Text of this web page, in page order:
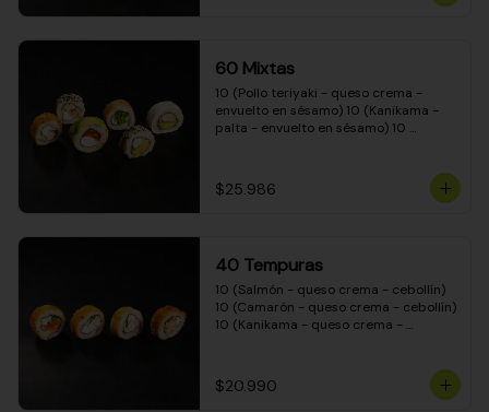
(Pimentón - queso crema - cebollín -
envuelto en masa tempura)
60 Mixtas
10 (Pollo teriyaki - queso crema -
envuelto en sésamo) 10 (Kanikama -
palta - envuelto en sésamo) 10
envuelto en queso crema) 10
(Camarón - queso crema - cebollín -
$25.986
40 Tempuras
10 (Salmón - queso crema - cebollín)
10 (Camarón - queso crema - cebollín)
10 (Kanikama - queso crema -
$20.990